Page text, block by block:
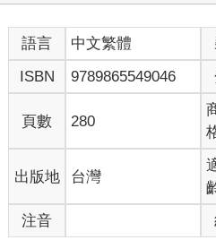
語言 中文繁體
ISBN
9789865549046
頁數 280
出版地 台灣
注音